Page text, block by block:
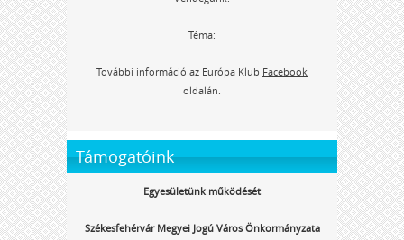
Téma:
További információ az Európa Klub Facebook
oldalán.
Támogatóink
Egyesületünk működését
Székesfehérvár Megyei Jogú Város Önkormányzata